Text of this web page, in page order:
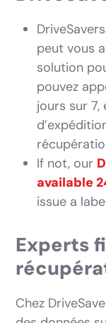
peut vous
solution
pouvez
jours sur
If not, our
available
issue a
Experts
Chez